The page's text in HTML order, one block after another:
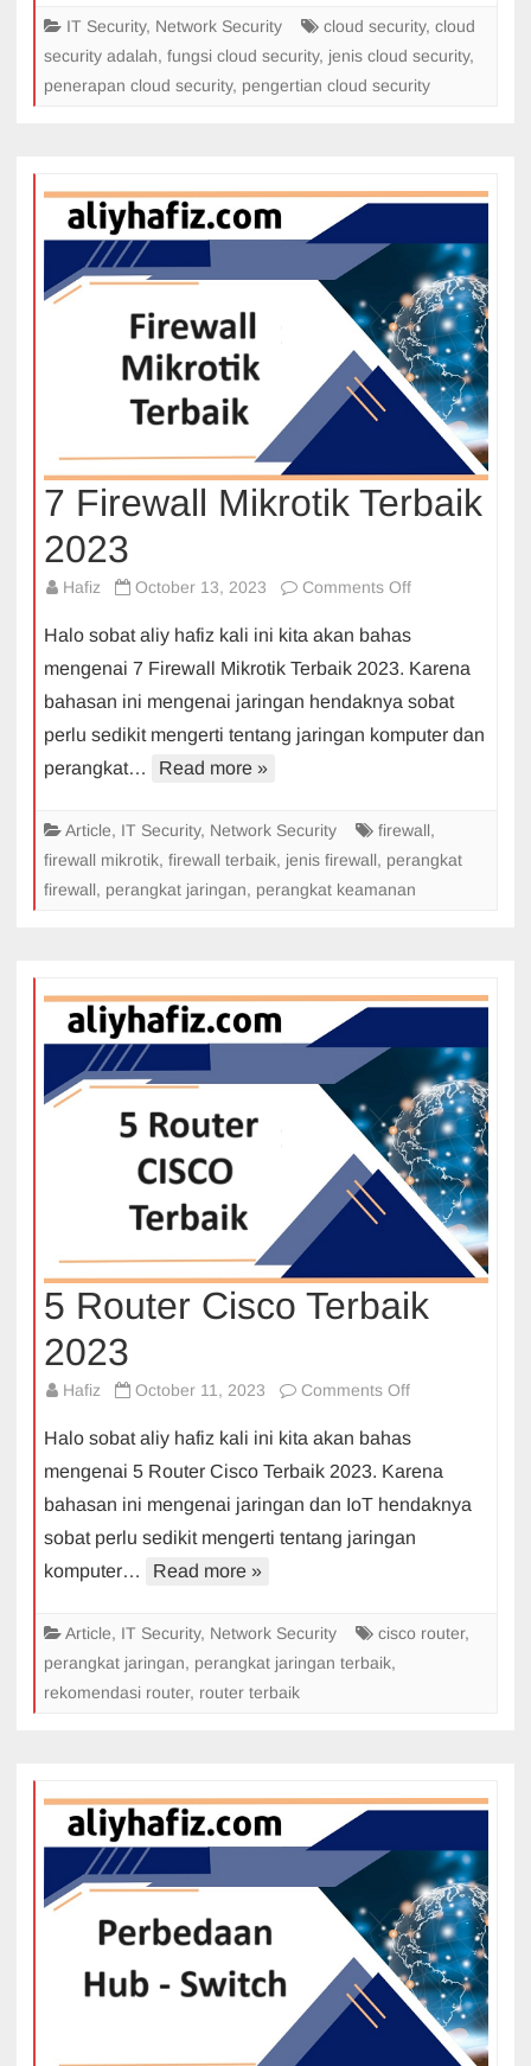
IT Security, Network Security cloud security, cloud
security adalah, fungsi cloud security, jenis cloud security,
penerapan cloud security, pengertian cloud security
7 Firewall Mikrotik Terbaik
2023
Hafiz October 13, 2023 Comments Offon
Firewall
Mikrotik
Terbaik
2023
Halo sobat aliy hafiz kali ini kita akan bahas
mengenai 7 Firewall Mikrotik Terbaik 2023. Karena
bahasan ini mengenai jaringan hendaknya sobat
perlu sedikit mengerti tentang jaringan komputer dan
perangkat…
Read more »
Article, IT Security, Network Security firewall,
firewall mikrotik, firewall terbaik, jenis firewall, perangkat
firewall, perangkat jaringan, perangkat keamanan
5 Router Cisco Terbaik
2023
Hafiz October 11, 2023 Comments Offon
Router
Cisco
Terbaik
2023
Halo sobat aliy hafiz kali ini kita akan bahas
mengenai 5 Router Cisco Terbaik 2023. Karena
bahasan ini mengenai jaringan dan IoT hendaknya
sobat perlu sedikit mengerti tentang jaringan
komputer…
Read more »
Article, IT Security, Network Security cisco router,
perangkat jaringan, perangkat jaringan terbaik,
rekomendasi router, router terbaik